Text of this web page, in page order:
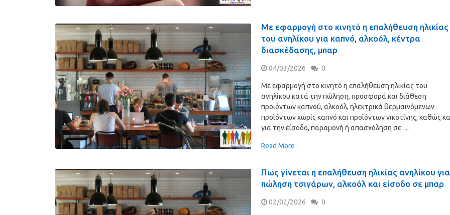
Με εφαρμογή στο κινητό η επαλήθευση ηλικίας
του ανηλίκου για καπνό, αλκοόλ, κέντρα
διασκέδασης, μπαρ
04/03/2026 0
Με εφαρμογή στο κινητό η επαλήθευση ηλικίας του
ανηλίκου κατά την πώληση, προσφορά και διάθεση
προϊόντων καπνού, αλκοόλ, ηλεκτρικά θερμαινόμενων
προϊόντων χωρίς καπνό και προϊόντων νικοτίνης, καθώς
για την είσοδο, παραμονή ή απασχόληση σε …
Read More
Πως γίνεται η επαλήθευση ηλικίας ανηλίκου για
πώληση τσιγάρων, αλκοόλ και είσοδο σε μπαρ
02/02/2026 0